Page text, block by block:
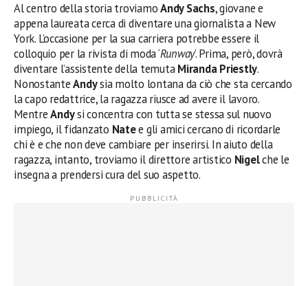
Al centro della storia troviamoAndy Sachs, giovane e
appena laureata cerca di diventare una giornalista a New
York. L’occasione per la sua carriera potrebbe essere il
colloquio per la rivista di moda ‘Runway’. Prima, però, dovrà
diventare l’assistente della temutaMiranda Priestly.
NonostanteAndysia molto lontana da ciò che sta cercando
la capo redattrice, la ragazza riusce ad avere il lavoro.
MentreAndysi concentra con tutta se stessa sul nuovo
impiego, il fidanzato Natee gli amici cercano di ricordarle
chi è e che non deve cambiare per inserirsi. In aiuto della
ragazza, intanto, troviamo il direttore artistico Nigelche le
insegna a prendersi cura del suo aspetto.